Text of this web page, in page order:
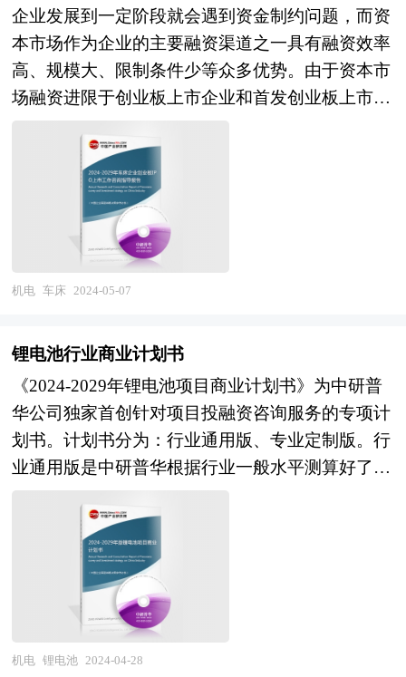
兼并重组动态，把握企业定位和发展方向不可多得
的精品。除提供《2024-2029年版智能化设备行业
兼并重组机会研究及决策咨询报告》外，我们也可
以根据企业具体项目要求专项编写专业定制版，并
根据详细要求合理报价，为企业兼并重组提供全程
指引服务。 1、中研普华作为卖方顾问提供的服务
内容： 并购可行性分析、价值评估咨询、业务诊
断及分析；寻找与推荐策略投资者，就交易结构和
交易方案设计提供专业意见；协助准备信息备忘录
和投资意向书，就投资者的选择和接洽策略提供专
业意见；协调并管理投资者的财务，税务和法律尽
价策略，协助设定卖方与潜在投资者谈判的策略；
参与卖方与潜在投资者的谈判并提供现场技术支
持；对最终法律协议中的商业条款提出审阅意见；
协助进行税务分析、项目管理、融资文件准备。
2、中研普华作为买方顾问提供的服务内容： 财务
定；协助政府沟通和审批、谈判支持和审阅投资文
件，确定并购条件；协助买方筹集、获得、使用必
要的资金、提出具体的收购建议；审阅当地评估师
对于目标公司的资产评估报告；财务模型的构建和
目标公司价值分析、提供交易架构的设计建议；将
审慎性调查的结果反映在各项交易的法律文书中、
把握整个被动元件行业的市场走向和发展趋势。
本报告专业！权威！报告根据被动元件行业的发展
轨迹及多年的实践经验，对中国被动元件行业的内
外部环境、行业发展现状、产业链发展状况、市场
供需、竞争格局、标杆企业、发展趋势、机会风
险、发展策略与投资建议等进行了分析，并重点分
析了我国被动元件行业将面临的机遇与挑战，对被
动元件行业未来的发展趋势及前景作出审慎分析与
预测。是被动元件企业、学术科研单位、投资企业
准确了解行业最新发展动态，把握市场机会，正确
制定企业发展战略的必备参考工具，极具参考价
企业发展到一定阶段就会遇到资金制约问题，而资
本市场作为企业的主要融资渠道之一具有融资效率
高、规模大、限制条件少等众多优势。由于资本市
场融资进限于创业板上市企业和首发创业板上市企
业，企业的创业板上市问题就变得十分关键。 企
业创业板上市有以下好处： 1、创业板上市时及日
后均有机会筹集资金，以获得资本扩展业务； 2、
扩大股东基础，使公司的股票在买卖时有较高的流
通量； 3、向员工授予购股权作为奖励和承诺，增
加员工的归属感； 4、提高公司（发行人）在市场
上地位及知名度，赢取顾客信供应商的信赖； 5、
信贷额度； 6、创业板上市发行人的披露要求较为
控、资讯管理及营运系统，公司运作更加规范。
7、通过创业板上市融资筹集资本，使企业快速健
康发展，做大做强，成为长寿百年企业。 我国企
业创业板上市可以考虑在深圳企业板、美国纳斯达
克等多个证券交易市场，每个市场的创业板上市条
件与实施过程均有所不同。 在这里我们就国内车
床行业企业在国内创业板上市常见问题和具体操作
给出建议，除此之外针对企业存在的特定问题给出
相应的解答方案。这对于有意创业板上市的企业具
有极好的参考价值和指导意义。
机电 车床 2024-05-07
锂电池行业商业计划书
《2024-2029年锂电池项目商业计划书》为中研普
华公司独家首创针对项目投融资咨询服务的专项计
划书。计划书分为：行业通用版、专业定制版。行
业通用版是中研普华根据行业一般水平测算好了行
业指标数据，作为行业通用的模板计划书，企业可
以自行补充单位信息，稍做调整就可以作为项目计
划书使用。我们也可以根据企业具体项目要求专项
编写专业定制版，并根据详细要求合理报价，为企
业项目立项、上马、融资提供全程指引服务。 本
计划书主要有以下几大用途： 审批国家资金——
国家规范格式、关注产业发展、侧重社会影响；
机电 锂电池 2024-04-28